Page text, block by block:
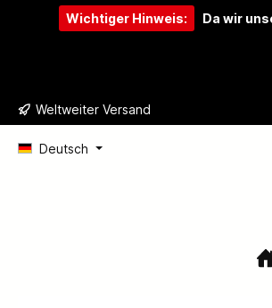
springen Zur Hauptnavigation
Wichtiger Hinweis: Da wir
Weltweiter Versand
Deutsch